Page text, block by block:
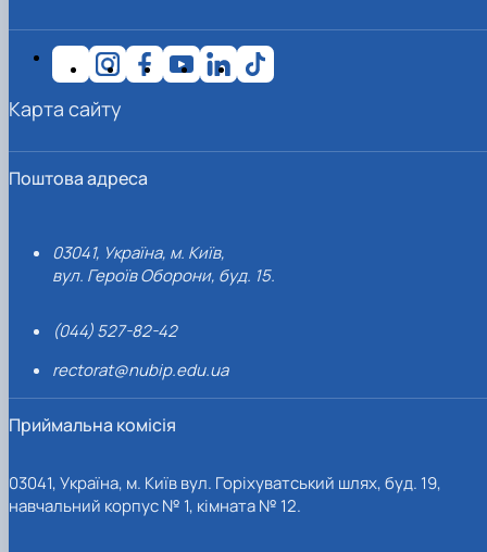
Поштова адреса
03041, Україна, м. Київ,
вул. Героїв Оборони, буд. 15.
(044) 527-82-42
rectorat@nubip.edu.ua
Приймальна комісія
03041, Україна, м. Київ вул. Горіхуватський шлях, буд. 19,
навчальний корпус № 1, кімната № 12.
Карта сайту